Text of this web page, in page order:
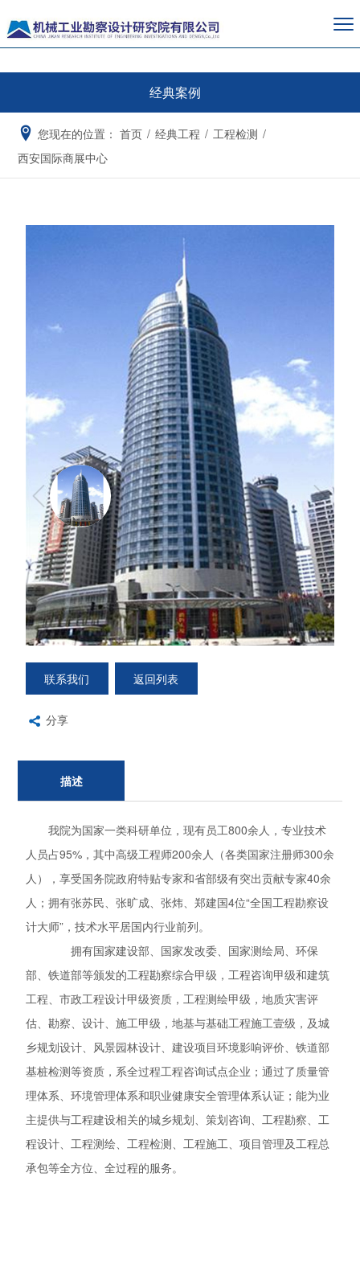
经典案例
您现在的位置： 首页 / 经典工程 / 工程检测 /
西安国际商展中心
西安国际商展中心
西安国际商展中心
联系我们 返回列表
分享
描述
我院为国家一类科研单位，现有员工800余人，专业技术
人员占95%，其中高级工程师200余人（各类国家注册师300余
人），享受国务院政府特贴专家和省部级有突出贡献专家40余
人；拥有张苏民、张旷成、张炜、郑建国4位“全国工程勘察设
计大师”，技术水平居国内行业前列。
拥有国家建设部、国家发改委、国家测绘局、环保
部、铁道部等颁发的工程勘察综合甲级，工程咨询甲级和建筑
工程、市政工程设计甲级资质，工程测绘甲级，地质灾害评
估、勘察、设计、施工甲级，地基与基础工程施工壹级，及城
乡规划设计、风景园林设计、建设项目环境影响评价、铁道部
基桩检测等资质，系全过程工程咨询试点企业；通过了质量管
理体系、环境管理体系和职业健康安全管理体系认证；能为业
主提供与工程建设相关的城乡规划、策划咨询、工程勘察、工
程设计、工程测绘、工程检测、工程施工、项目管理及工程总
承包等全方位、全过程的服务。